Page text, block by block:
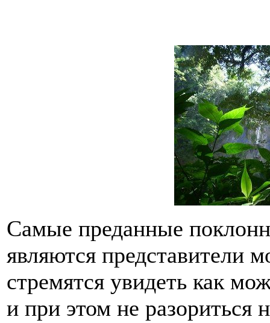
Самые преданные
являются представители
стремятся увидеть как
и при этом не разориться